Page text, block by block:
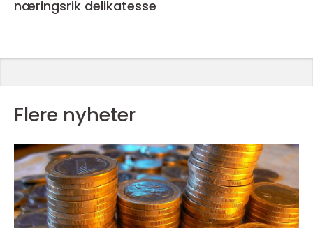
næringsrik delikatesse
Flere nyheter